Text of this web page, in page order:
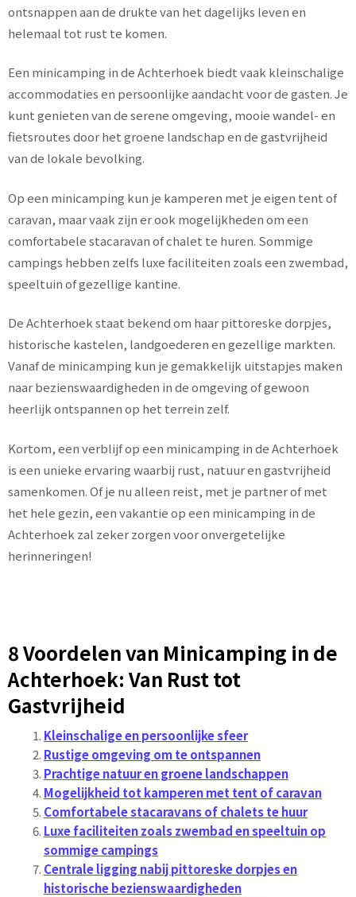
ontsnappen aan de drukte van het dagelijks leven en
helemaal tot rust te komen.
Een minicamping in de Achterhoek biedt vaak kleinschalige
accommodaties en persoonlijke aandacht voor de gasten. Je
kunt genieten van de serene omgeving, mooie wandel- en
fietsroutes door het groene landschap en de gastvrijheid
van de lokale bevolking.
Op een minicamping kun je kamperen met je eigen tent of
caravan, maar vaak zijn er ook mogelijkheden om een
comfortabele stacaravan of chalet te huren. Sommige
campings hebben zelfs luxe faciliteiten zoals een zwembad,
speeltuin of gezellige kantine.
De Achterhoek staat bekend om haar pittoreske dorpjes,
historische kastelen, landgoederen en gezellige markten.
Vanaf de minicamping kun je gemakkelijk uitstapjes maken
naar bezienswaardigheden in de omgeving of gewoon
heerlijk ontspannen op het terrein zelf.
Kortom, een verblijf op een minicamping in de Achterhoek
is een unieke ervaring waarbij rust, natuur en gastvrijheid
samenkomen. Of je nu alleen reist, met je partner of met
het hele gezin, een vakantie op een minicamping in de
Achterhoek zal zeker zorgen voor onvergetelijke
herinneringen!
8 Voordelen van Minicamping in de
Achterhoek: Van Rust tot
Gastvrijheid
Kleinschalige en persoonlijke sfeer
Rustige omgeving om te ontspannen
Prachtige natuur en groene landschappen
Mogelijkheid tot kamperen met tent of caravan
Comfortabele stacaravans of chalets te huur
Luxe faciliteiten zoals zwembad en speeltuin op
sommige campings
Centrale ligging nabij pittoreske dorpjes en
historische bezienswaardigheden